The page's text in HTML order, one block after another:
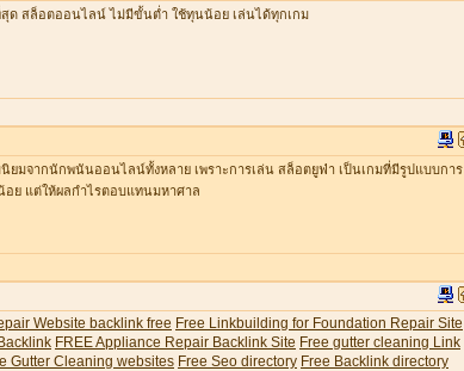
สุด สล็อตออนไลน์ ไม่มีขั้นต่ำ ใช้ทุนน้อย เล่นได้ทุกเกม
ยมจากนักพนันออนไลน์ทั้งหลาย เพราะการเล่น สล็อตยูฟ่า เป็นเกมที่มีรูปแบบการ
อย แต่ให้ผลกำไรตอบแทนมหาศาล
Website backlink free Free Linkbuilding for Foundation Repair Site
FREE Appliance Repair Backlink Site Free gutter cleaning Link
Gutter Cleaning websites Free Seo directory Free Backlink directory